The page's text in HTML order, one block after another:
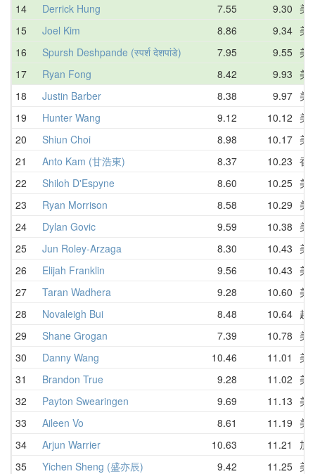
14
Derrick Hung 7.55 9.30 美
15
Joel Kim 8.86 9.34 美
16
Spursh Deshpande (स्पर्श देशपांडे) 7.95 9.55 美
17
Ryan Fong 8.42 9.93 美
18
Justin Barber 8.38 9.97 美
19
Hunter Wang 9.12 10.12 美
20
Shiun Choi 8.98 10.17 美
21
Anto Kam (甘浩東) 8.37 10.23 香
22
Shiloh D'Espyne 8.60 10.25 美
23
Ryan Morrison 8.58 10.29 美
24
Dylan Govic 9.59 10.38 美
25
Jun Roley-Arzaga 8.30 10.43 美
26
Elijah Franklin 9.56 10.43 美
27
Taran Wadhera 9.28 10.60 美
28
Novaleigh Bui 8.48 10.64 越
29
Shane Grogan 7.39 10.78 美
30
Danny Wang 10.46 11.01
美
31
Brandon True 9.28 11.02 美
32
Payton Swearingen 9.69 11.13 美
33
Aileen Vo 8.61 11.19 美
34
Arjun Warrier 10.63 11.21
加
35
Yichen Sheng (盛亦辰) 9.42 11.25 美